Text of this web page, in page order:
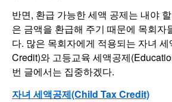
반면, 환급 가능한 세액 공제는 내야
은 금액을 환급해 주기 때문에 목회자
다. 많은 목회자에게 적용되는 자녀
Credit)와 고등교육 세액공제
번 글에서는 집중하겠다.
자녀 세액공제(Child Tax Credit)